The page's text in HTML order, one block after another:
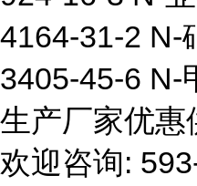
4164-31-2 N-
3405-45-6 N-
生产厂家优惠
欢迎咨询: